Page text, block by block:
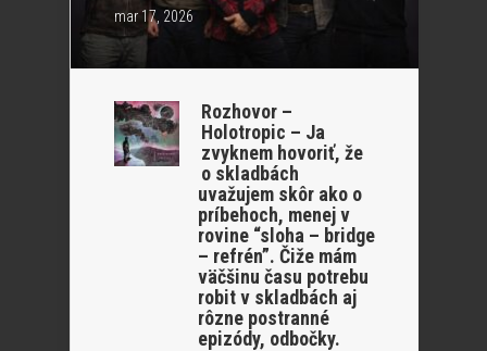
mar 17, 2026
Rozhovor –
Holotropic – Ja
zvyknem hovoriť, že
o skladbách
uvažujem skôr ako o
príbehoch, menej v
rovine “sloha – bridge
– refrén”. Čiže mám
väčšinu času potrebu
robit v skladbách aj
rôzne postranné
epizódy, odbočky.